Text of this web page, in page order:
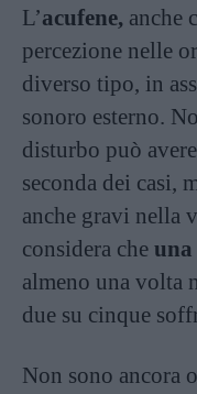
L’acufene, anche
percezione nelle
diverso tipo, in
sonoro esterno.
disturbo può
seconda dei casi,
anche gravi nella
considera che una
almeno una volta
due su cinque
Non sono ancora